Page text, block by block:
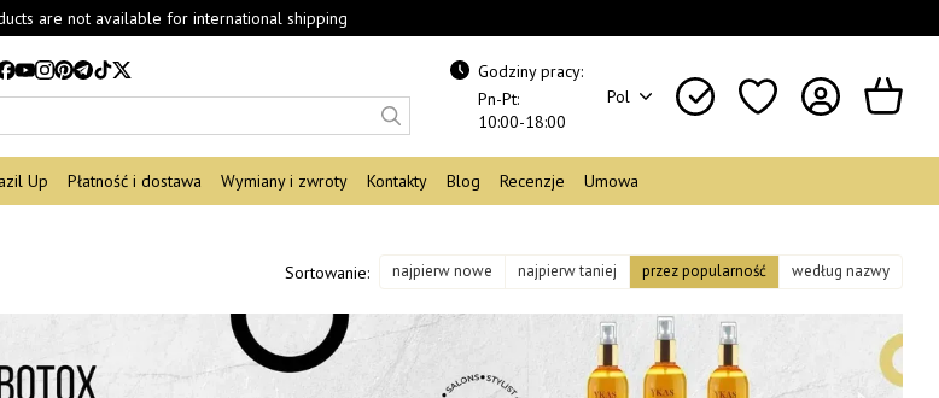
are not available for international shipping
Godziny pracy:
Pn-Pt:
10:00-18:00
Pol
Up Płatność i dostawa Wymiany i zwroty Kontakty Blog Recenzje Umowa
Sortowanie: najpierw nowe najpierw taniej przez popularność według nazwy